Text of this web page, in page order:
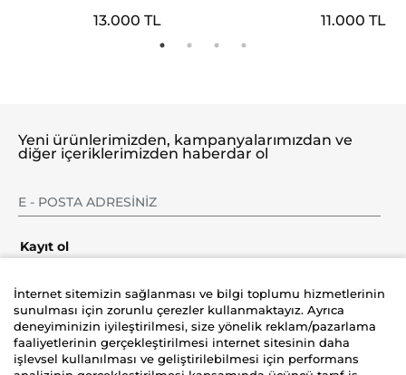
13.000 TL
11.000 TL
Şirket
Yeni ürünlerimizden, kampanyalarımızdan ve
diğer içeriklerimizden haberdar ol
Kayıt ol
İnternet sitemizin sağlanması ve bilgi toplumu hizmetlerinin
sunulması için zorunlu çerezler kullanmaktayız. Ayrıca
deneyiminizin iyileştirilmesi, size yönelik reklam/pazarlama
faaliyetlerinin gerçekleştirilmesi internet sitesinin daha
işlevsel kullanılması ve geliştirilebilmesi için performans